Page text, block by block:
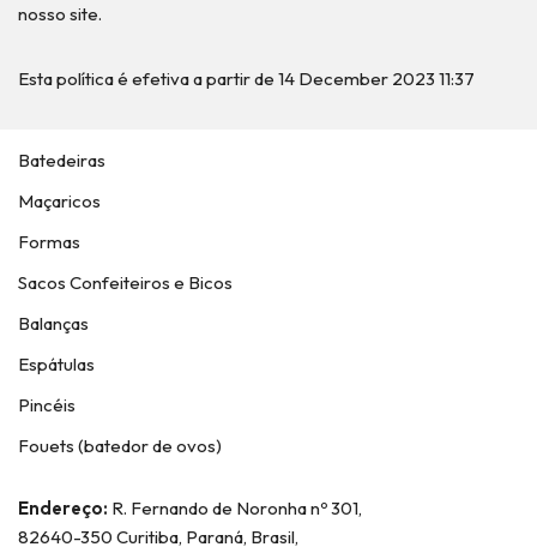
nosso site.
Esta política é efetiva a partir de 14 December 2023 11:37
Batedeiras
Maçaricos
Formas
Sacos Confeiteiros e Bicos
Balanças
Espátulas
Pincéis
Fouets (batedor de ovos)
Endereço: R. Fernando de Noronha nº 301,
82640-350 Curitiba, Paraná, Brasil,